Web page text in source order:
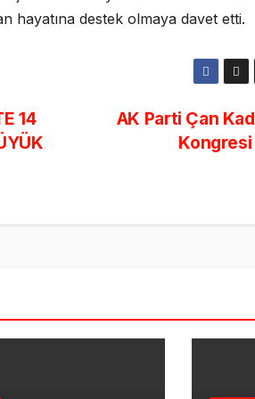
hayatına destek olmaya davet etti.
AK Parti Çan
14